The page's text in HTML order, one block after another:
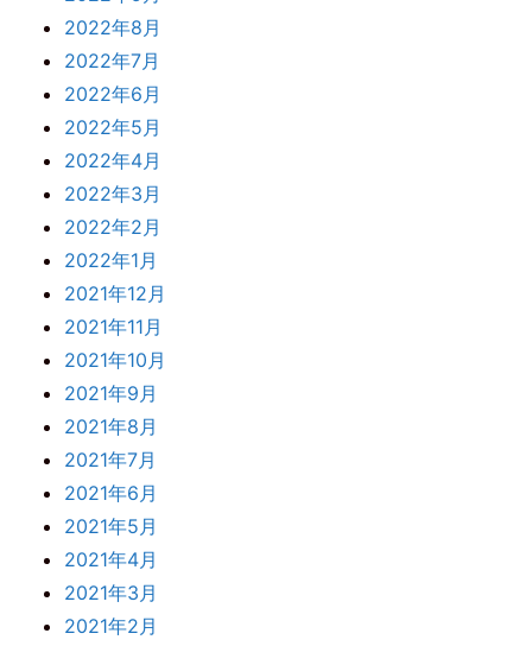
2022年8月
2022年7月
2022年6月
2022年5月
2022年4月
2022年3月
2022年2月
2022年1月
2021年12月
2021年11月
2021年10月
2021年9月
2021年8月
2021年7月
2021年6月
2021年5月
2021年4月
2021年3月
2021年2月